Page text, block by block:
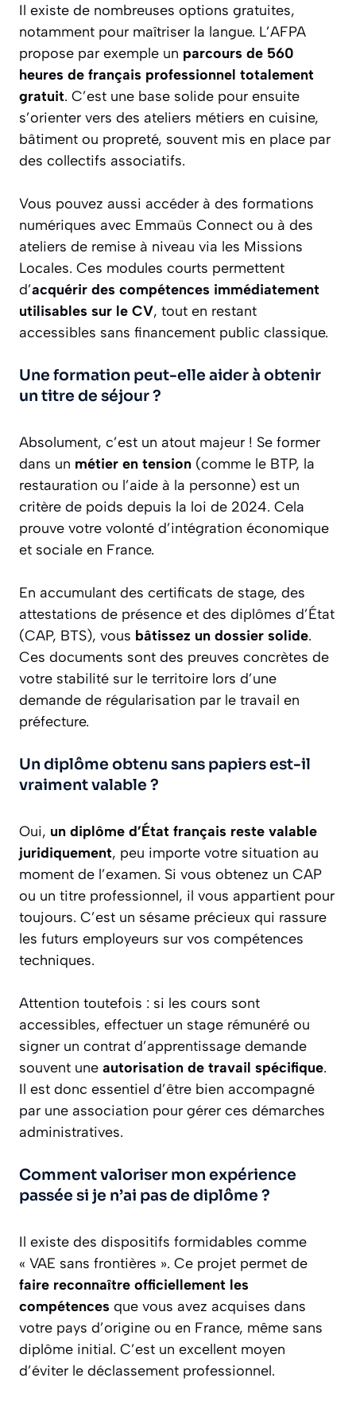
Il existe de nombreuses options gratuites,
notamment pour maîtriser la langue. L’AFPA
propose par exemple un parcours de 560
heures de français professionnel totalement
gratuit. C’est une base solide pour ensuite
s’orienter vers des ateliers métiers en cuisine,
bâtiment ou propreté, souvent mis en place par
des collectifs associatifs.
Vous pouvez aussi accéder à des formations
numériques avec Emmaüs Connect ou à des
ateliers de remise à niveau via les Missions
Locales. Ces modules courts permettent
d’acquérir des compétences immédiatement
utilisables sur le CV, tout en restant
accessibles sans financement public classique.
Une formation peut-elle aider à obtenir
un titre de séjour ?
Absolument, c’est un atout majeur ! Se former
dans un métier en tension (comme le BTP, la
restauration ou l’aide à la personne) est un
critère de poids depuis la loi de 2024. Cela
prouve votre volonté d’intégration économique
et sociale en France.
En accumulant des certificats de stage, des
attestations de présence et des diplômes d’État
(CAP, BTS), vous bâtissez un dossier solide.
Ces documents sont des preuves concrètes de
votre stabilité sur le territoire lors d’une
demande de régularisation par le travail en
préfecture.
Un diplôme obtenu sans papiers est-il
vraiment valable ?
Oui, un diplôme d’État français reste valable
juridiquement, peu importe votre situation au
moment de l’examen. Si vous obtenez un CAP
ou un titre professionnel, il vous appartient pour
toujours. C’est un sésame précieux qui rassure
les futurs employeurs sur vos compétences
techniques.
Attention toutefois : si les cours sont
accessibles, effectuer un stage rémunéré ou
signer un contrat d’apprentissage demande
souvent une autorisation de travail spécifique.
Il est donc essentiel d’être bien accompagné
par une association pour gérer ces démarches
administratives.
Comment valoriser mon expérience
passée si je n’ai pas de diplôme ?
Il existe des dispositifs formidables comme
« VAE sans frontières ». Ce projet permet de
faire reconnaître officiellement les
compétences que vous avez acquises dans
votre pays d’origine ou en France, même sans
diplôme initial. C’est un excellent moyen
d’éviter le déclassement professionnel.